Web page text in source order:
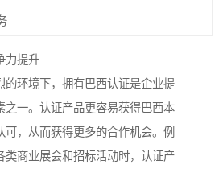
力提升
的环境下，拥有巴西认证是企业提
之一。认证产品更容易获得巴西本
可，从而获得更多的合作机会。例
类商业展会和招标活动时，认证产